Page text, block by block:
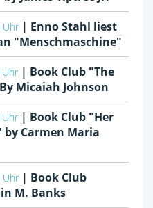
Uhr | Enno Stahl liest
"Menschmaschine"
| Book Club "The
Micaiah Johnson
| Book Club "Her
by Carmen Maria
Uhr | Book Club
M. Banks